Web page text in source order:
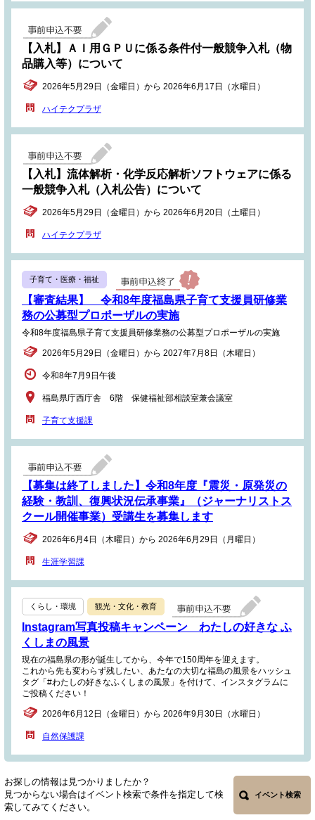
【入札】ＡＩ用ＧＰＵに係る条件付一般競争入札（物
品購入等）について
2026年5月29日（金曜日）から 2026年6月17日（水曜日）
ハイテクプラザ
【入札】流体解析・化学反応解析ソフトウェアに係る
一般競争入札（入札公告）について
2026年5月29日（金曜日）から 2026年6月20日（土曜日）
ハイテクプラザ
子育て・医療・福祉
【審査結果】 令和8年度福島県子育て支援員研修業
務の公募型プロポーザルの実施
令和8年度福島県子育て支援員研修業務の公募型プロポーザルの実施
2026年5月29日（金曜日）から 2027年7月8日（木曜日）
令和8年7月9日午後
福島県庁西庁舎 6階 保健福祉部相談室兼会議室
子育て支援課
【募集は終了しました】令和8年度『震災・原発災の
経験・教訓、復興状況伝承事業』（ジャーナリストス
クール開催事業）受講生を募集します
2026年6月4日（木曜日）から 2026年6月29日（月曜日）
生涯学習課
くらし・環境 観光・文化・教育
Instagram写真投稿キャンペーン わたしの好きな ふ
くしまの風景
現在の福島県の形が誕生してから、今年で150周年を迎えます。
これから先も変わらず残したい、あたなの大切な福島の風景をハッシュ
タグ「#わたしの好きなふくしまの風景」を付けて、インスタグラムに
ご投稿ください！
2026年6月12日（金曜日）から 2026年9月30日（水曜日）
自然保護課
お探しの情報は見つかりましたか？
見つからない場合はイベント検索で条件を指定して検
索してみてください。
イベント検索